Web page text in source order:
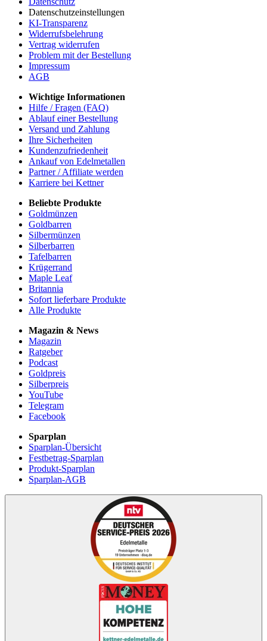
Datenschutzeinstellungen
KI-Transparenz
Widerrufsbelehrung
Vertrag widerrufen
Problem mit der Bestellung
Impressum
AGB
Wichtige Informationen
Hilfe / Fragen (FAQ)
Ablauf einer Bestellung
Versand und Zahlung
Ihre Sicherheiten
Kundenzufriedenheit
Ankauf von Edelmetallen
Partner / Affiliate werden
Karriere bei Kettner
Beliebte Produkte
Goldmünzen
Goldbarren
Silbermünzen
Silberbarren
Tafelbarren
Krügerrand
Maple Leaf
Britannia
Sofort lieferbare Produkte
Alle Produkte
Magazin & News
Magazin
Ratgeber
Podcast
Goldpreis
Silberpreis
YouTube
Telegram
Facebook
Sparplan
Sparplan-Übersicht
Festbetrag-Sparplan
Produkt-Sparplan
Sparplan-AGB